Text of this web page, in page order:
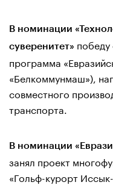
В номинации
суверенитет»
программа
«Белкоммунмаш»),
совместного
транспорта.
В номинации
занял проект
«Гольф-курорт